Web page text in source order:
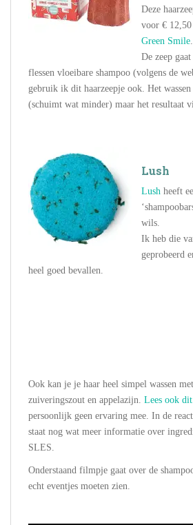
Deze
voor € 12,50
Green Smile.
De zeep
flessen vloeibare shampoo (volgens de
gebruik ik dit haarzeepje ook. Het
(schuimt wat minder) maar het resultaat
Lush
Lush heeft
wils.
Ik heb die
geprobeerd
heel goed bevallen.
Ook kan je je haar heel simpel wassen
zuiveringszout en appelazijn. Lees ook
persoonlijk geen ervaring mee. In de
staat nog wat meer informatie over
SLES.
Onderstaand filmpje gaat over de
echt eventjes moeten zien.